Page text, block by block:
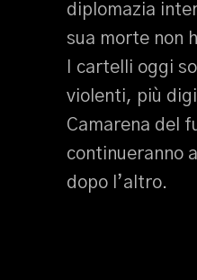
diplomazia
sua morte non
I cartelli oggi
violenti, più
Camarena del
continueranno
dopo l’altro.